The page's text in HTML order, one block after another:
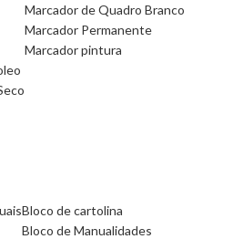
Marcador de Quadro Branco
Marcador Permanente
Marcador pintura
Bloco de cartolina
Bloco de Manualidades